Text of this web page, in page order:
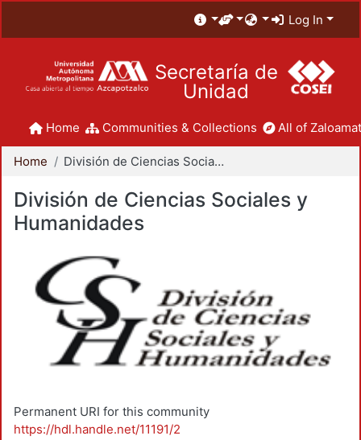
Log In
Secretaría de
Unidad
Home Communities & Collections All of
Home División de Ciencias Sociales y Humanidades
División de Ciencias Sociales y
Humanidades
Permanent URI for this community
https://hdl.handle.net/11191/2